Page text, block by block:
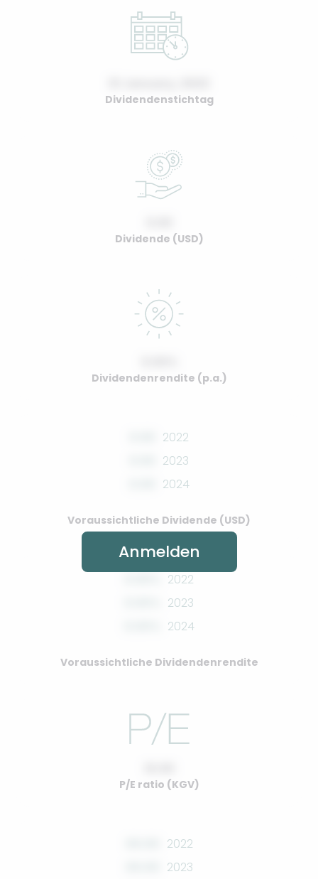
Dividendenstichtag
Dividende (USD)
Dividendenrendite (p.a.)
2022
2023
2024
Voraussichtliche Dividende (USD)
2022
2023
2024
Voraussichtliche Dividendenrendite
P/E ratio (KGV)
2022
2023
Anmelden